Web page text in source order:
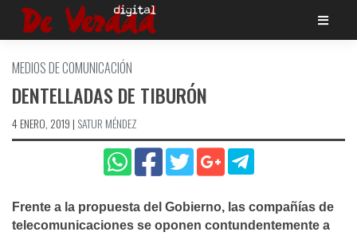
Saltar
MEDIOS DE COMUNICACIÓN
DENTELLADAS DE TIBURÓN
4 ENERO, 2019 | SATUR MÉNDEZ
Frente a la propuesta del Gobierno, las compañí­as de
telecomunicaciones se oponen contundentemente a